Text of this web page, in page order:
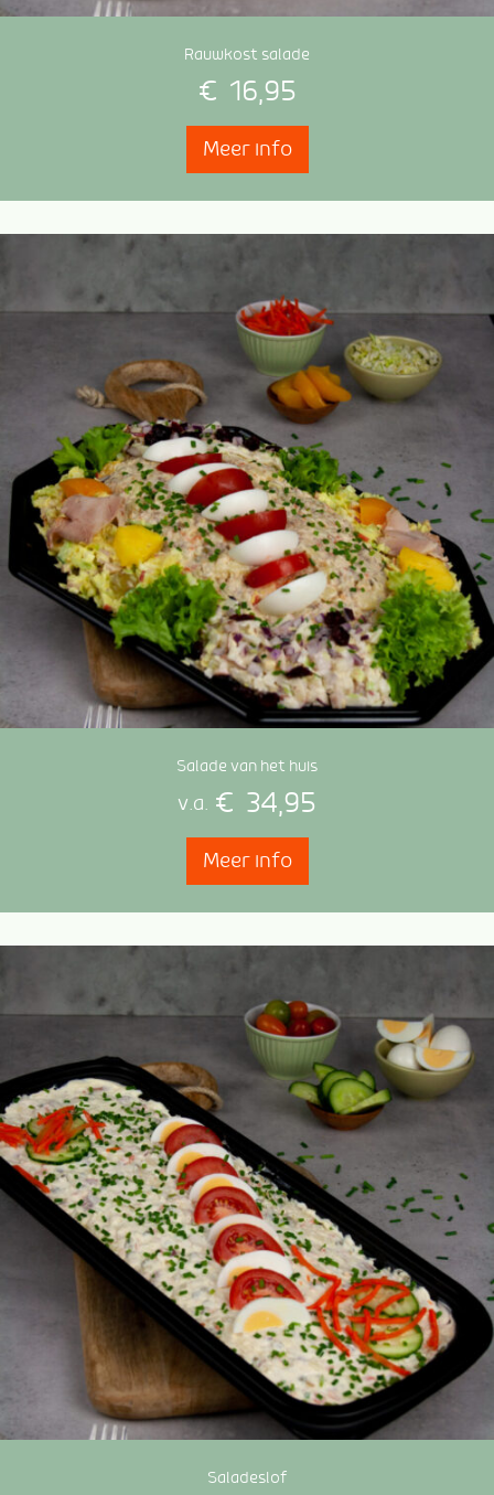
Rauwkost salade
€ 16,95
Meer info
Salade van het huis
v.a. € 34,95
Meer info
Saladeslof